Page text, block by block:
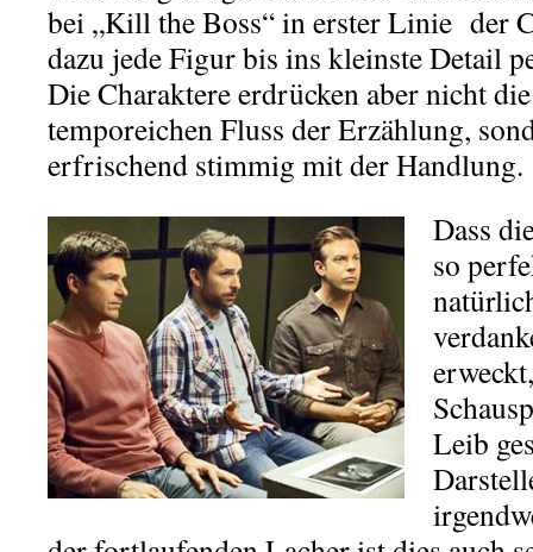
bei „Kill the Boss“ in erster Linie der
dazu jede Figur bis ins kleinste Detail
Die Charaktere erdrücken aber nicht
temporeichen Fluss der Erzählung,
erfrischend stimmig mit der Handlung.
Dass
so
Leib